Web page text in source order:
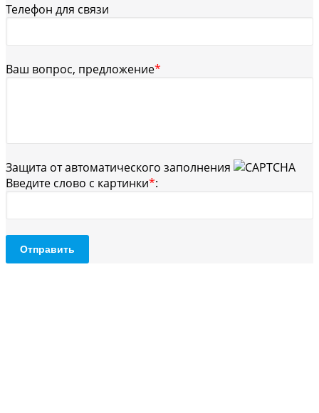
Телефон для связи
Ваш вопрос, предложение*
Защита от автоматического заполнения
Введите слово с картинки*:
Отправить